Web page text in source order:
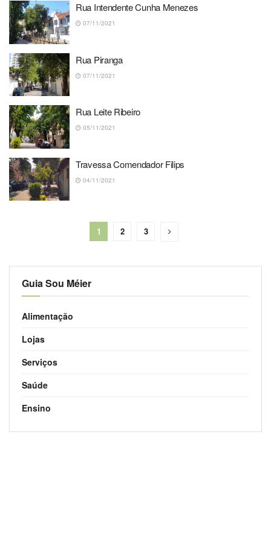
Rua Intendente Cunha Menezes
07/11/2021
Rua Piranga
07/11/2021
Rua Leite Ribeiro
05/11/2021
Travessa Comendador Filips
04/11/2021
1 2 3
Guia Sou Méier
Alimentação
Lojas
Serviços
Saúde
Ensino